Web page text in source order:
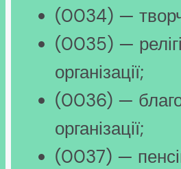
(0034) —
(0035) —
організації;
(0036) —
організації;
(0037) —